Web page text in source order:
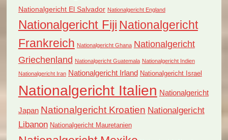
Nationalgericht El Salvador Nationalgericht England
Nationalgericht Fiji Nationalgericht
Frankreich Nationalgericht Ghana Nationalgericht
Griechenland Nationalgericht Guatemala Nationalgericht Indien
Nationalgericht Iran Nationalgericht Irland Nationalgericht Israel
Nationalgericht Italien Nationalgericht
Japan Nationalgericht Kroatien Nationalgericht
Libanon Nationalgericht Mauretanien